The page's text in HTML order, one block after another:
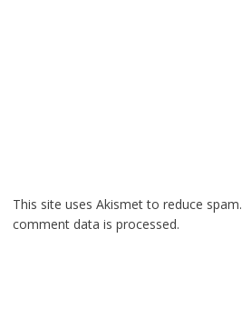
This site uses Akismet to reduce spam.
comment data is processed.